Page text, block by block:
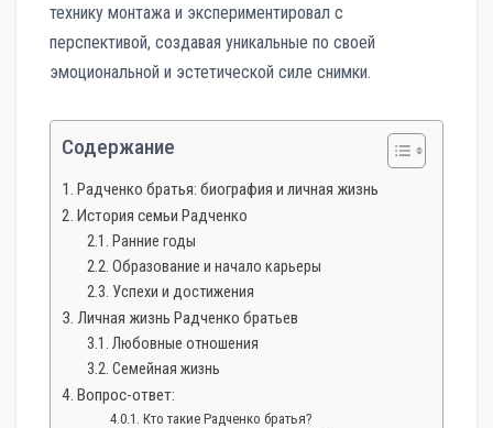
технику монтажа и экспериментировал с
перспективой, создавая уникальные по своей
эмоциональной и эстетической силе снимки.
Содержание
Радченко братья: биография и личная жизнь
История семьи Радченко
Ранние годы
Образование и начало карьеры
Успехи и достижения
Личная жизнь Радченко братьев
Любовные отношения
Семейная жизнь
Вопрос-ответ:
Кто такие Радченко братья?